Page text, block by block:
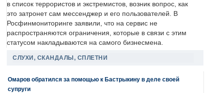
в список террористов и экстремистов, возник вопрос, как
это затронет сам мессенджер и его пользователей. В
Росфинмониторинге заявили, что на сервис не
распространяются ограничения, которые в связи с этим
статусом накладываются на самого бизнесмена.
СЛУХИ, СКАНДАЛЫ, СПЛЕТНИ
Омаров обратился за помощью к Бастрыкину в деле своей
супруги